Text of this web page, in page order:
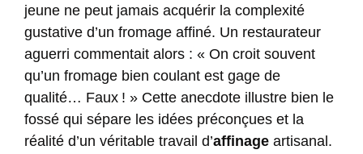
jeune ne peut jamais acquérir la complexité
gustative d’un fromage affiné. Un restaurateur
aguerri commentait alors : « On croit souvent
qu’un fromage bien coulant est gage de
qualité… Faux ! » Cette anecdote illustre bien le
fossé qui sépare les idées préconçues et la
réalité d’un véritable travail d’affinage artisanal.